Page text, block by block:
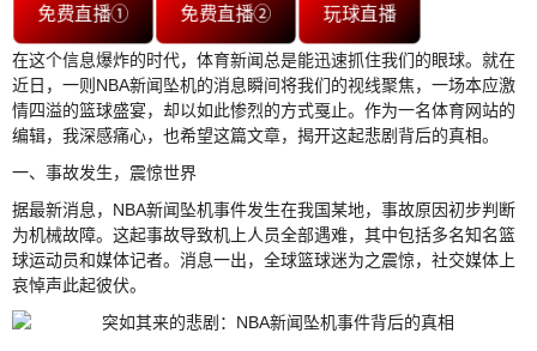
免费直播① 免费直播② 玩球直播
在这个信息爆炸的时代，体育新闻总是能迅速抓住我们的眼球。就在
近日，一则NBA新闻坠机的消息瞬间将我们的视线聚焦，一场本应激
情四溢的篮球盛宴，却以如此惨烈的方式戛止。作为一名体育网站的
编辑，我深感痛心，也希望这篇文章，揭开这起悲剧背后的真相。
一、事故发生，震惊世界
据最新消息，NBA新闻坠机事件发生在我国某地，事故原因初步判断
为机械故障。这起事故导致机上人员全部遇难，其中包括多名知名篮
球运动员和媒体记者。消息一出，全球篮球迷为之震惊，社交媒体上
哀悼声此起彼伏。